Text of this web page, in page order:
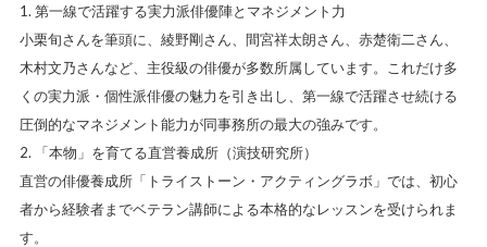
1. 第一線で活躍する実力派俳優陣とマネジメント力
小栗旬さんを筆頭に、綾野剛さん、間宮祥太朗さん、赤楚衛二さん、
木村文乃さんなど、主役級の俳優が多数所属しています。これだけ多
くの実力派・個性派俳優の魅力を引き出し、第一線で活躍させ続ける
圧倒的なマネジメント能力が同事務所の最大の強みです。
2. 「本物」を育てる直営養成所（演技研究所）
直営の俳優養成所「トライストーン・アクティングラボ」では、初心
者から経験者までベテラン講師による本格的なレッスンを受けられま
す。